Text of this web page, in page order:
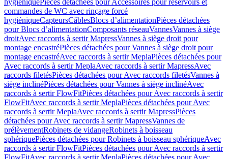
hygiéniquePièces détachées pour Accessoires pour réservoirs et
commandes de WC avec rinçage forcé
hygiéniqueCapteursCâblesBlocs d’alimentationPièces détachées
pour Blocs d’alimentationComposants réseauVannesVannes à siège
droitAvec raccords à sertir MapressVannes à siège droit pour
montage encastréPièces détachées pour Vannes à siège droit pour
montage encastréAvec raccords à sertir MeplaPièces détachées pour
Avec raccords à sertir MeplaAvec raccords à sertir MapressAvec
raccords filetésPièces détachées pour Avec raccords filetésVannes à
siège inclinéPièces détachées pour Vannes à siège inclinéAvec
raccords à sertir FlowFitPièces détachées pour Avec raccords à sertir
FlowFitAvec raccords à sertir MeplaPièces détachées pour Avec
raccords à sertir MeplaAvec raccords à sertir MapressPièces
détachées pour Avec raccords à sertir MapressVannes de
prélèvementRobinets de vidangeRobinets à boisseau
sphériquePièces détachées pour Robinets à boisseau sphériqueAvec
raccords à sertir FlowFitPièces détachées pour Avec raccords à sertir
FlowFitAvec raccords à sertir MeplaPièces détachées pour Avec